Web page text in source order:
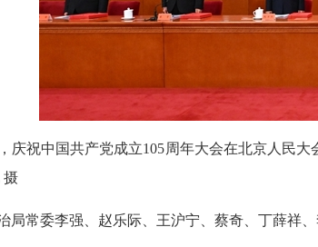
庆祝中国共产党成立105周年大会在北京人民
摄
局常委李强、赵乐际、王沪宁、蔡奇、丁薛祥